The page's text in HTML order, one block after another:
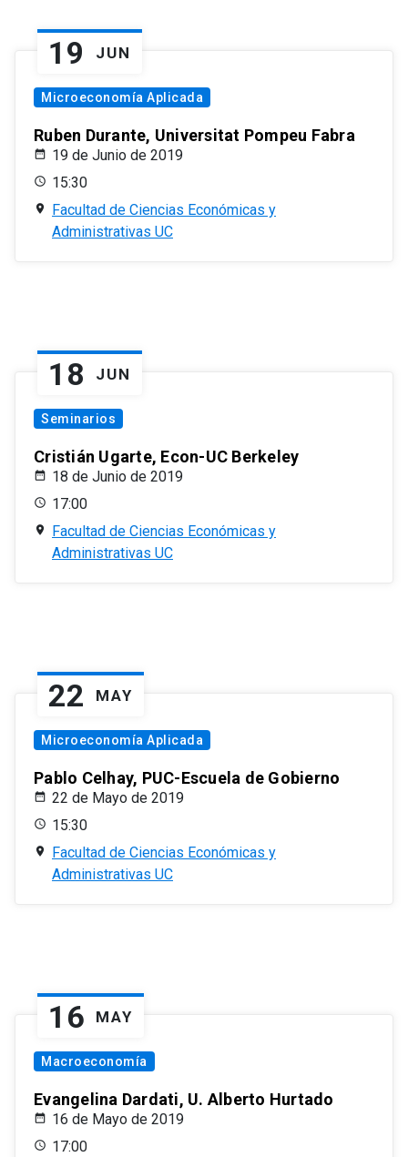
19 JUN
Microeconomía Aplicada
Ruben Durante, Universitat Pompeu Fabra
19 de Junio de 2019
15:30
Facultad de Ciencias Económicas y
Administrativas UC
18 JUN
Seminarios
Cristián Ugarte, Econ-UC Berkeley
18 de Junio de 2019
17:00
Facultad de Ciencias Económicas y
Administrativas UC
22 MAY
Microeconomía Aplicada
Pablo Celhay, PUC-Escuela de Gobierno
22 de Mayo de 2019
15:30
Facultad de Ciencias Económicas y
Administrativas UC
16 MAY
Macroeconomía
Evangelina Dardati, U. Alberto Hurtado
16 de Mayo de 2019
17:00